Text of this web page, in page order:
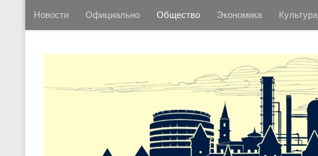
Перейти к содержимому
Новости Официально Общество Экономика Культура